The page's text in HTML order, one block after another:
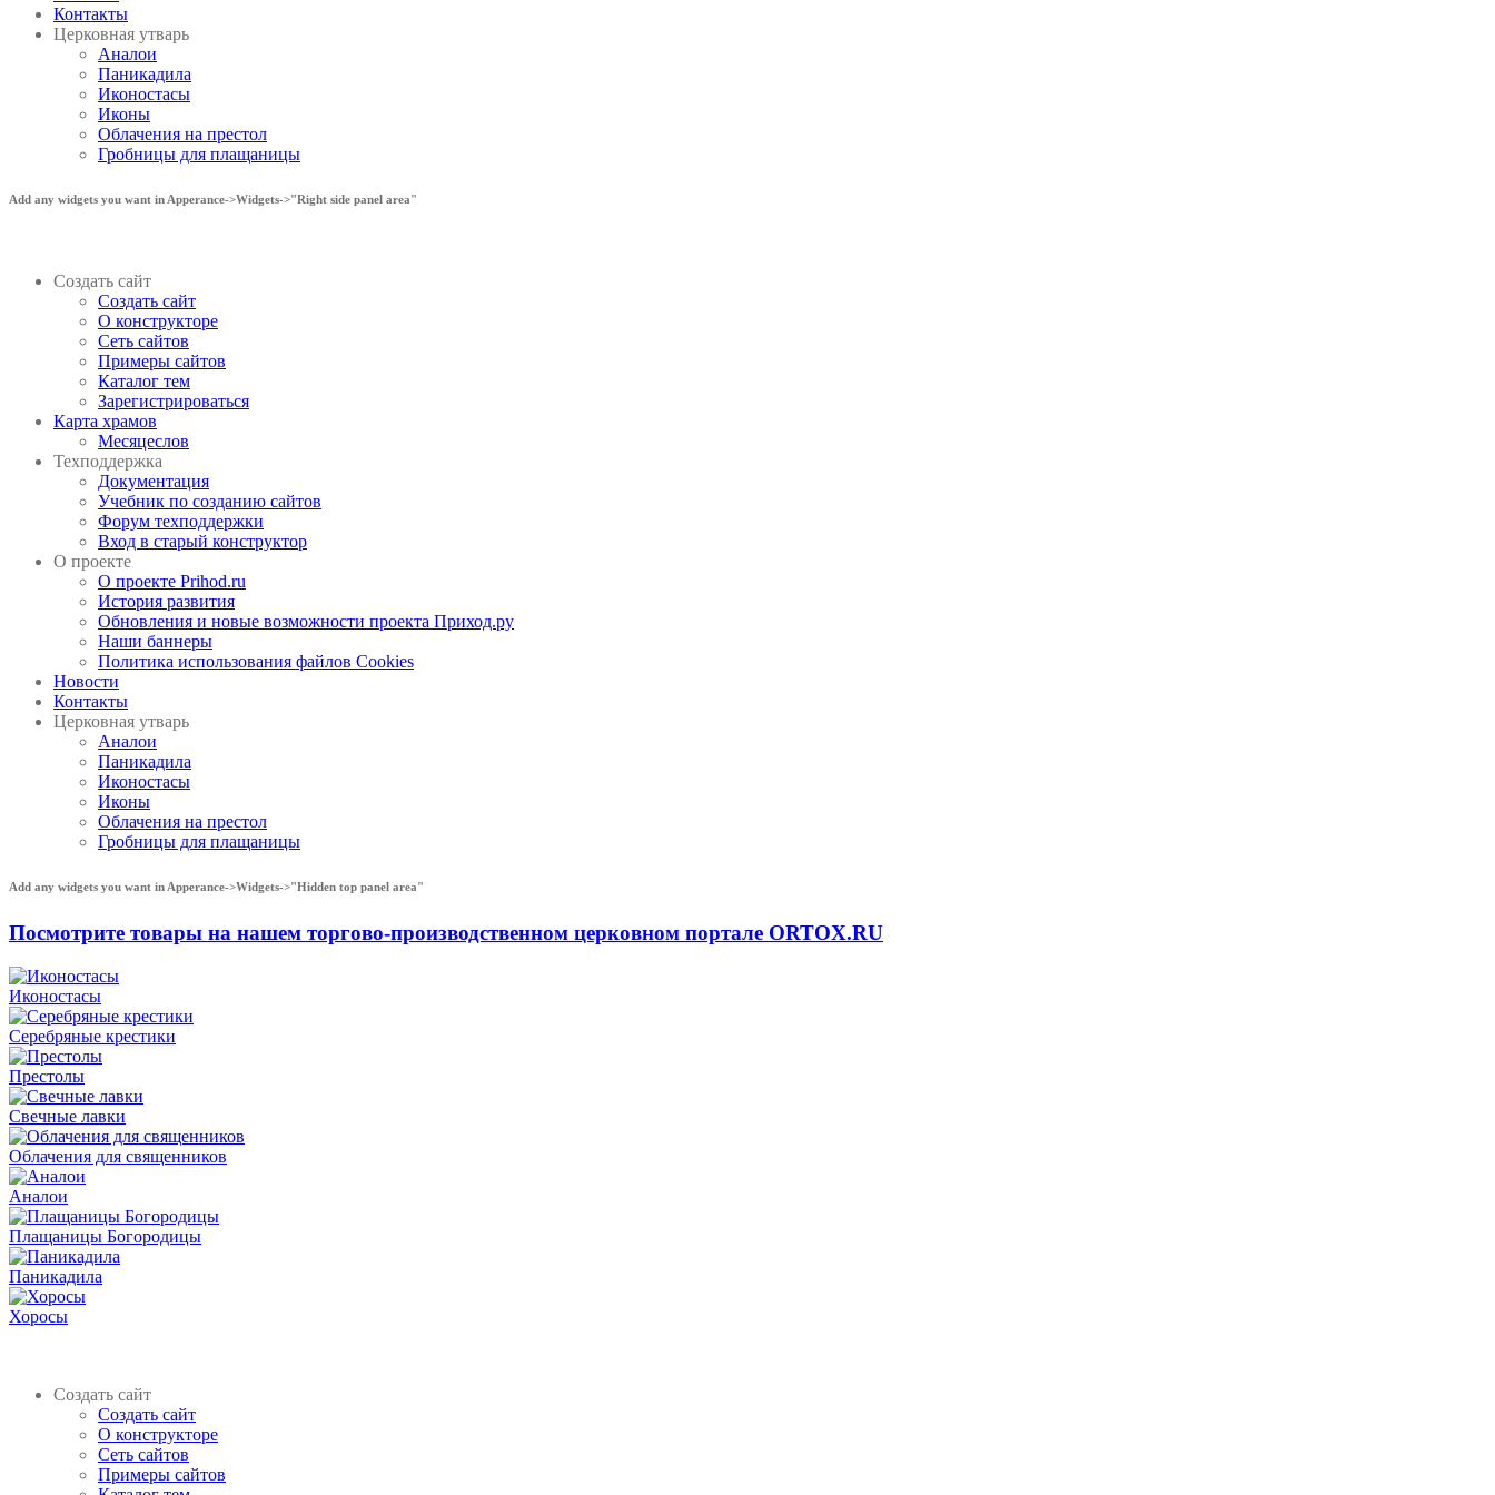
Контакты
Церковная утварь
Аналои
Паникадила
Иконостасы
Иконы
Облачения на престол
Гробницы для плащаницы
Add any widgets you want in Apperance->Widgets->"Right side panel area"
Создать сайт
Создать сайт
О конструкторе
Сеть сайтов
Примеры сайтов
Каталог тем
Зарегистрироваться
Карта храмов
Месяцеслов
Техподдержка
Документация
Учебник по созданию сайтов
Форум техподдержки
Вход в старый конструктор
О проекте
О проекте Prihod.ru
История развития
Обновления и новые возможности проекта Приход.ру
Наши баннеры
Политика использования файлов Cookies
Новости
Контакты
Церковная утварь
Аналои
Паникадила
Иконостасы
Иконы
Облачения на престол
Гробницы для плащаницы
Add any widgets you want in Apperance->Widgets->"Hidden top panel area"
Посмотрите товары на нашем торгово-производственном церковном портале ORTOX.RU
Иконостасы
Серебряные крестики
Престолы
Свечные лавки
Облачения для священников
Аналои
Плащаницы Богородицы
Паникадила
Хоросы
Создать сайт
Создать сайт
О конструкторе
Сеть сайтов
Примеры сайтов